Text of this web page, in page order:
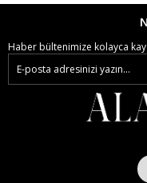
Haber bültenimize kolayca